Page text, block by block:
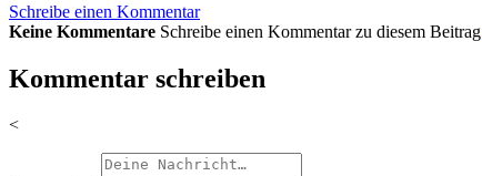
Schreibe einen Kommentar
Keine Kommentare Schreibe einen Kommentar zu diesem Beitrag
Kommentar schreiben
<